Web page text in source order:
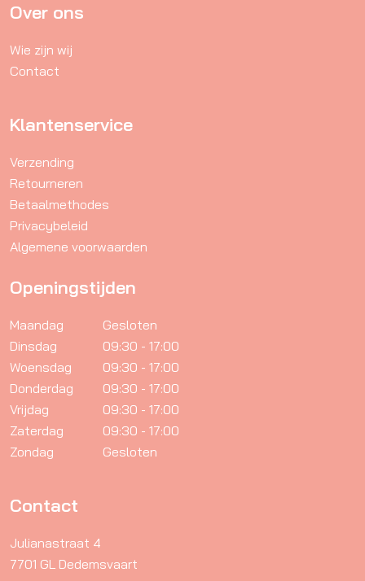
Over ons
Wie zijn wij
Contact
Klantenservice
Verzending
Retourneren
Betaalmethodes
Privacybeleid
Algemene voorwaarden
Openingstijden
Maandag
Gesloten
Dinsdag
09:30 - 17:00
Woensdag
09:30 - 17:00
Donderdag
09:30 - 17:00
Vrijdag
09:30 - 17:00
Zaterdag
09:30 - 17:00
Zondag
Gesloten
Contact
Julianastraat 4
7701 GL Dedemsvaart